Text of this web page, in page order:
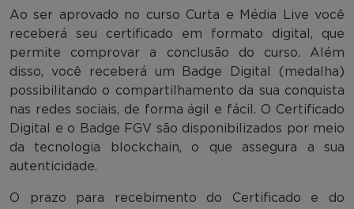
Ao ser aprovado no curso Curta e Média Live você
receberá seu certificado em formato digital, que
permite comprovar a conclusão do curso. Além
disso, você receberá um Badge Digital (medalha)
possibilitando o compartilhamento da sua conquista
nas redes sociais, de forma ágil e fácil. O Certificado
Digital e o Badge FGV são disponibilizados por meio
da tecnologia blockchain, o que assegura a sua
autenticidade.
O prazo para recebimento do Certificado e do